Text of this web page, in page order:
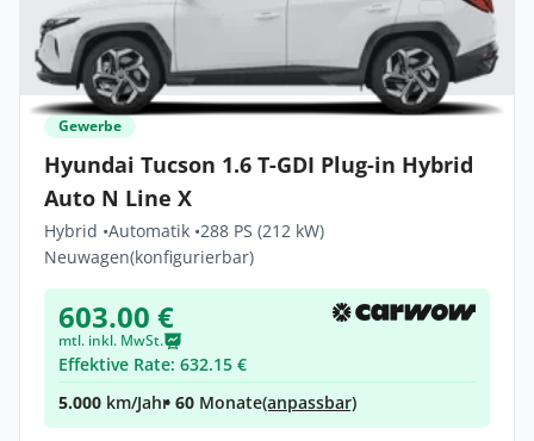
Gewerbe
Hyundai Tucson 1.6 T-GDI Plug-in Hybrid
Auto N Line X
Hybrid •Automatik •288 PS (212 kW)
Neuwagen(konfigurierbar)
603.00 €
mtl. inkl. MwSt.
Effektive Rate: 632.15 €
5.000 km/Jahr• 60 Monate(anpassbar)